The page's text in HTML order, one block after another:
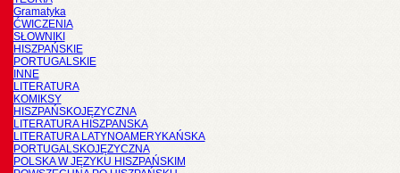
Gramatyka
ĆWICZENIA
SŁOWNIKI
HISZPAŃSKIE
PORTUGALSKIE
INNE
LITERATURA
KOMIKSY
HISZPAŃSKOJĘZYCZNA
LITERATURA HISZPANSKA
LITERATURA LATYNOAMERYKAŃSKA
PORTUGALSKOJĘZYCZNA
POLSKA W JĘZYKU HISZPAŃSKIM